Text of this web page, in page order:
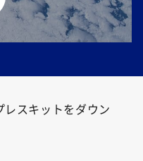
スキットをダウン